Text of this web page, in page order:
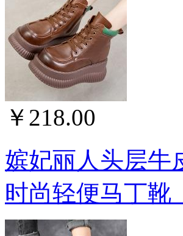
￥218.00
嫔妃丽人头层牛
时尚轻便马丁靴